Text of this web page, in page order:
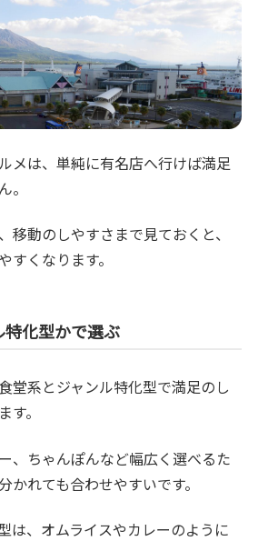
メは、単純に有名店へ行けば満足
。
移動のしやすさまで見ておくと、
すくなります。
化型かで選ぶ
堂系とジャンル特化型で満足のし
。
、ちゃんぽんなど幅広く選べるた
かれても合わせやすいです。
は、オムライスやカレーのように